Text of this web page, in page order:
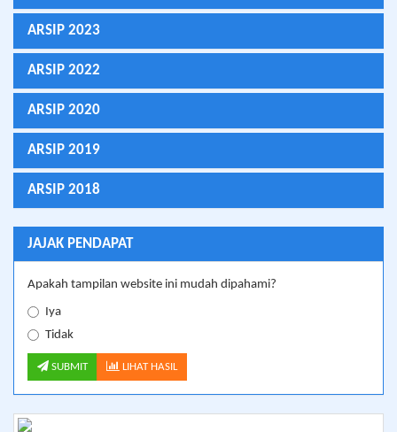
ARSIP 2023
ARSIP 2022
ARSIP 2020
ARSIP 2019
ARSIP 2018
JAJAK PENDAPAT
Apakah tampilan website ini mudah dipahami?
Iya
Tidak
SUBMIT LIHAT HASIL